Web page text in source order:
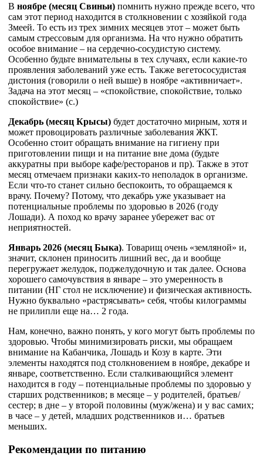
В ноябре (месяц Свиньи) помнить нужно прежде всего, что
сам этот период находится в столкновении с хозяйкой года
Змеей. То есть из трех зимних месяцев этот – может быть
самым стрессовым для организма. На что нужно обратить
особое внимание – на сердечно-сосудистую систему.
Особенно будьте внимательны в тех случаях, если какие-то
проявления заболеваний уже есть. Также вегетососудистая
дистония (говорили о ней выше) в ноябре «активничает».
Задача на этот месяц – «спокойствие, спокойствие, только
спокойствие» (с.)
Декабрь (месяц Крысы) будет достаточно мирным, хотя и
может провоцировать различные заболевания ЖКТ.
Особенно стоит обращать внимание на гигиену при
приготовлении пищи и на питание вне дома (будьте
аккуратны при выборе кафе/ресторанов и пр). Также в этот
месяц отмечаем признаки каких-то неполадок в организме.
Если что-то станет сильно беспокоить, то обращаемся к
врачу. Почему? Потому, что декабрь уже указывает на
потенциальные проблемы по здоровью в 2026 (году
Лошади). А поход ко врачу заранее убережет вас от
неприятностей.
Январь 2026 (месяц Быка). Товарищ очень «земляной» и,
значит, склонен приносить лишний вес, да и вообще
перегружает желудок, поджелудочную и так далее. Основа
хорошего самочувствия в январе – это умеренность в
питании (НГ стол не исключение) и физическая активность.
Нужно буквально «растрясывать» себя, чтобы килограммы
не прилипли еще на… 2 года.
Нам, конечно, важно понять, у кого могут быть проблемы по
здоровью. Чтобы минимизировать риски, мы обращаем
внимание на Кабанчика, Лошадь и Козу в карте. Эти
элементы находятся под столкновением в ноябре, декабре и
январе, соответственно. Если сталкивающийся элемент
находится в году – потенциальные проблемы по здоровью у
старших родственников; в месяце – у родителей, братьев/
сестер; в дне – у второй половины (муж/жена) и у вас самих;
в часе – у детей, младших родственников и… братьев
меньших.
Рекомендации по питанию